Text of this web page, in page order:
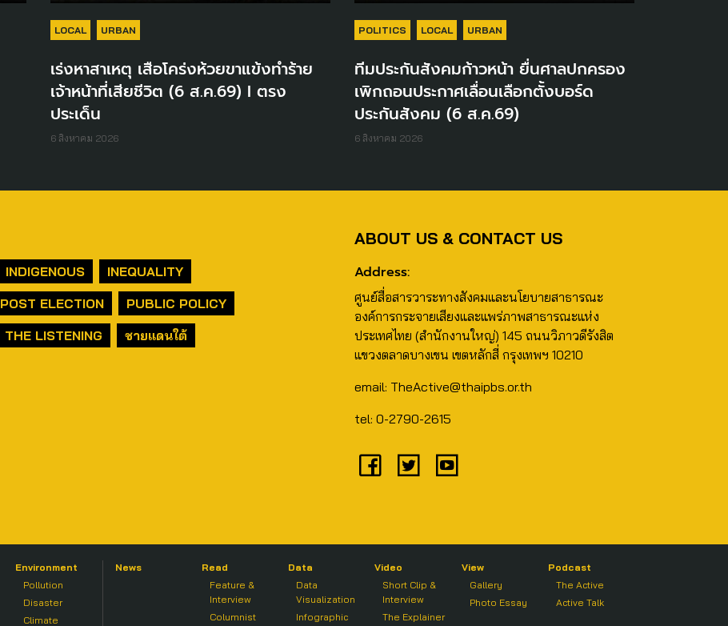
LOCAL URBAN
เร่งหาสาเหตุ เสือโคร่งห้วยขาแข้งทำร้าย
เจ้าหน้าที่เสียชีวิต (6 ส.ค.69) I ตรง
ประเด็น
6 สิงหาคม 2026
POLITICS LOCAL URBAN
ทีมประกันสังคมก้าวหน้า ยื่นศาลปกครอง
เพิกถอนประกาศเลื่อนเลือกตั้งบอร์ด
ประกันสังคม (6 ส.ค.69)
6 สิงหาคม 2026
INDIGENOUS
INEQUALITY
POST ELECTION
PUBLIC POLICY
THE LISTENING
ชายแดนใต้
ABOUT US & CONTACT US
Address:
ศูนย์สื่อสารวาระทางสังคมและนโยบายสาธารณะ
องค์การกระจายเสียงและแพร่ภาพสาธารณะแห่ง
ประเทศไทย (สำนักงานใหญ่) 145 ถนนวิภาวดีรังสิต
แขวงตลาดบางเขน เขตหลักสี่ กรุงเทพฯ 10210
email: TheActive@thaipbs.or.th
tel: 0-2790-2615
Environment
Pollution
Disaster
Climate
News
Read
Feature &
Interview
Columnist
Data
Data
Visualization
Infographic
Video
Short Clip &
Interview
The Explainer
View
Gallery
Photo Essay
Podcast
The Active
Active Talk